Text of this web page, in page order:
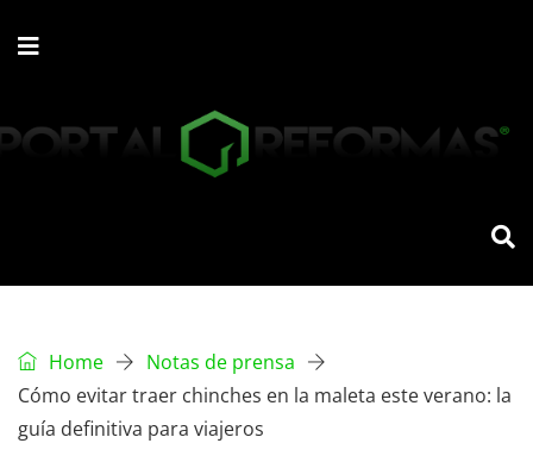
Home
Notas de prensa
Cómo evitar traer chinches en la maleta este verano: la
guía definitiva para viajeros